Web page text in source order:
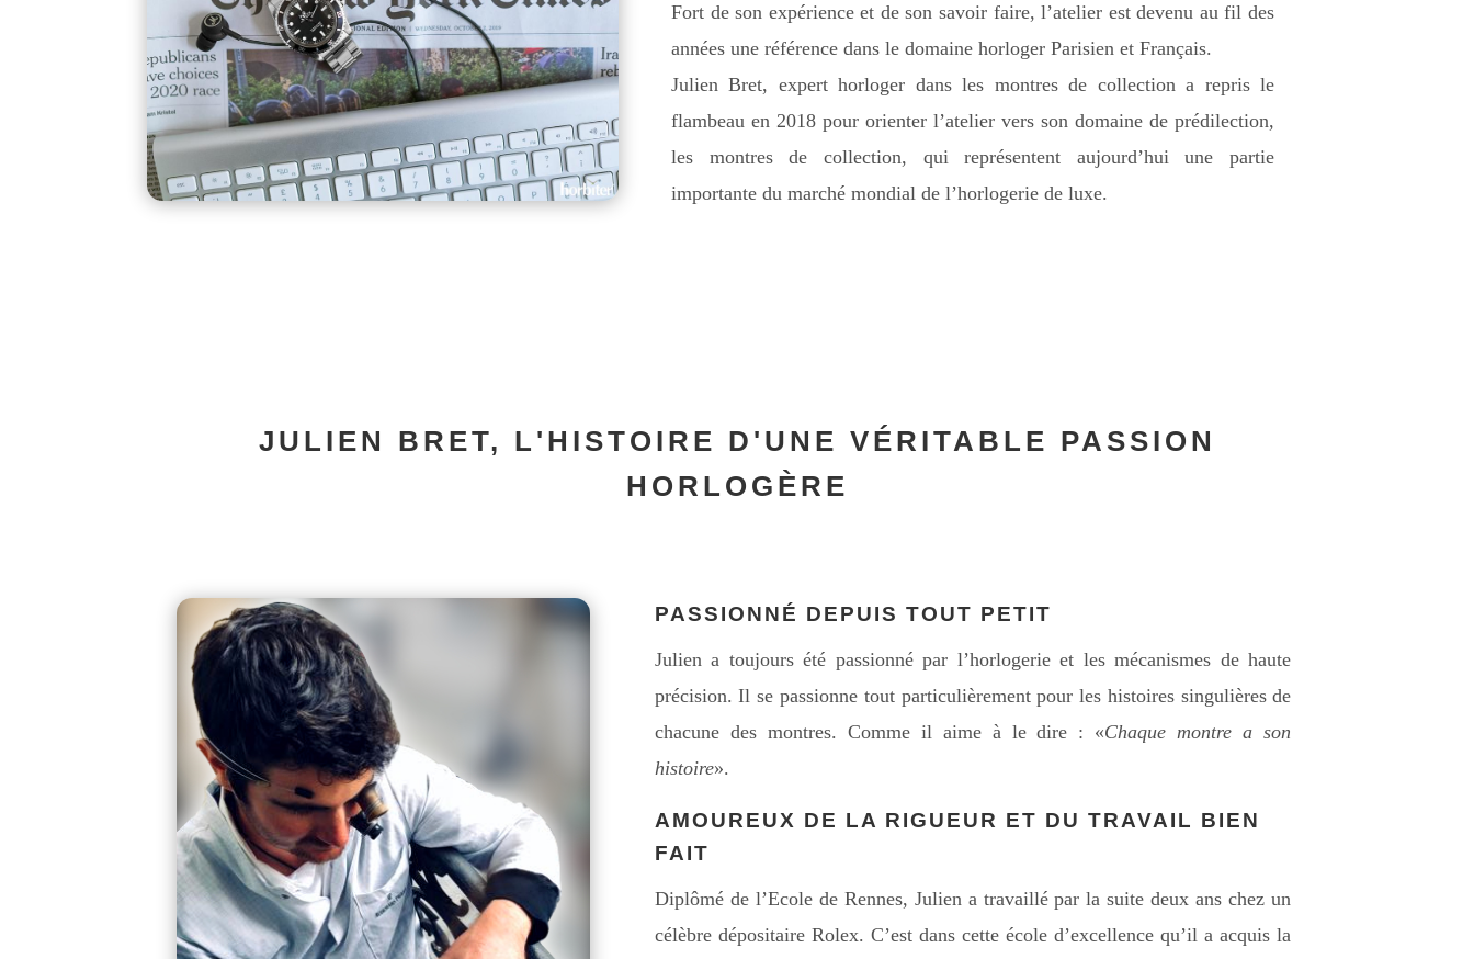
Fort de son expérience et de son savoir faire, l’atelier est devenu au fil des
années une référence dans le domaine horloger Parisien et Français.
Julien Bret, expert horloger dans les montres de collection a repris le
flambeau en 2018 pour orienter l’atelier vers son domaine de prédilection,
les montres de collection, qui représentent aujourd’hui une partie
importante du marché mondial de l’horlogerie de luxe.
JULIEN BRET, L'HISTOIRE D'UNE VÉRITABLE PASSION
HORLOGÈRE
PASSIONNÉ DEPUIS TOUT PETIT
Julien a toujours été passionné par l’horlogerie et les mécanismes de haute
précision. Il se passionne tout particulièrement pour les histoires singulières de
chacune des montres. Comme il aime à le dire : «Chaque montre a son
histoire».
AMOUREUX DE LA RIGUEUR ET DU TRAVAIL BIEN
FAIT
Diplômé de l’Ecole de Rennes, Julien a travaillé par la suite deux ans chez un
célèbre dépositaire Rolex. C’est dans cette école d’excellence qu’il a acquis la